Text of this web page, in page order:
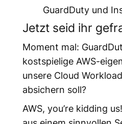
GuardDuty und
Jetzt seid ihr
Moment mal:
kostspielige AWS-
unsere Cloud
absichern soll?
AWS, you’re kidding